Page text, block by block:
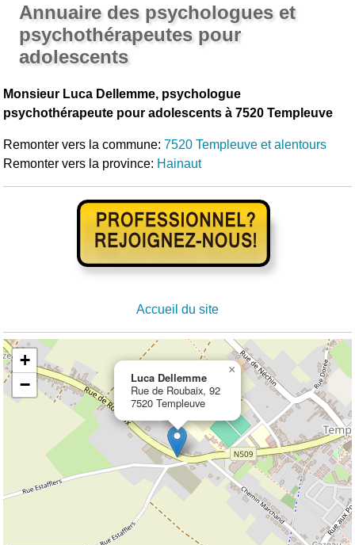
Annuaire des psychologues et
psychothérapeutes pour
adolescents
Monsieur Luca Dellemme, psychologue
psychothérapeute pour adolescents à 7520 Templeuve
Remonter vers la commune:7520 Templeuve et alentours
Remonter vers la province: Hainaut
Accueil du site
Luca Dellemme
Rue de Roubaix, 92
7520 Templeuve
×
+
−